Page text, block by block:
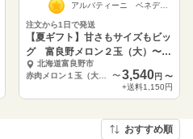
アルバティーニ ベネディクト
注文から1日で発送
【夏ギフト】甘さもサイズもビッ
グ 富良野メロン２玉（大）〜と
ろける甘さが人気
北海道富良野市
〜3,540円 〜
+送料1,150円
おすすめ順